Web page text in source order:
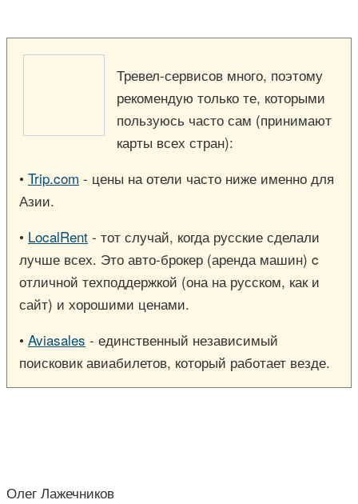
Тревел-сервисов много, поэтому
рекомендую только те, которыми
пользуюсь часто сам (принимают
карты всех стран):
• Trip.com - цены на отели часто ниже именно для
Азии.
• LocalRent - тот случай, когда русские сделали
лучше всех. Это авто-брокер (аренда машин) c
отличной техподдержкой (она на русском, как и
сайт) и хорошими ценами.
• Aviasales - единственный независимый
поисковик авиабилетов, который работает везде.
Олег Лажечников